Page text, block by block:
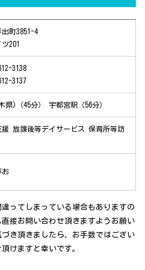
町3851-4
201
3138
3137
県)（45分） 宇都宮駅（56分）
援 放課後等デイサービス 保育所等訪
お
ってしまっている場合もありますの
接お問い合わせ頂きますようお願い
き頂きましたら、お手数ではござい
けますと幸いです。